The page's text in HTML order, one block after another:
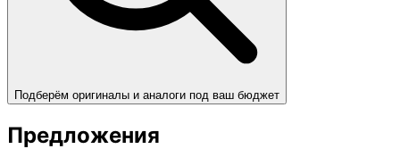
Подберём оригиналы и аналоги под ваш бюджет
Предложения